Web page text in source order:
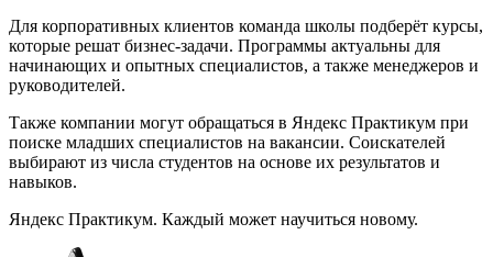
Для корпоративных клиентов команда школы подберёт курсы,
которые решат бизнес-задачи. Программы актуальны для
начинающих и опытных специалистов, а также менеджеров и
руководителей.
Также компании могут обращаться в Яндекс Практикум при
поиске младших специалистов на вакансии. Соискателей
выбирают из числа студентов на основе их результатов и
навыков.
Яндекс Практикум. Каждый может научиться новому.